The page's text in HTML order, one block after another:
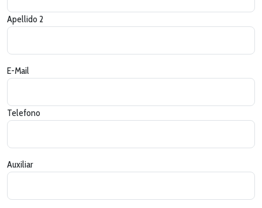
Apellido 2
E-Mail
Telefono
Auxiliar